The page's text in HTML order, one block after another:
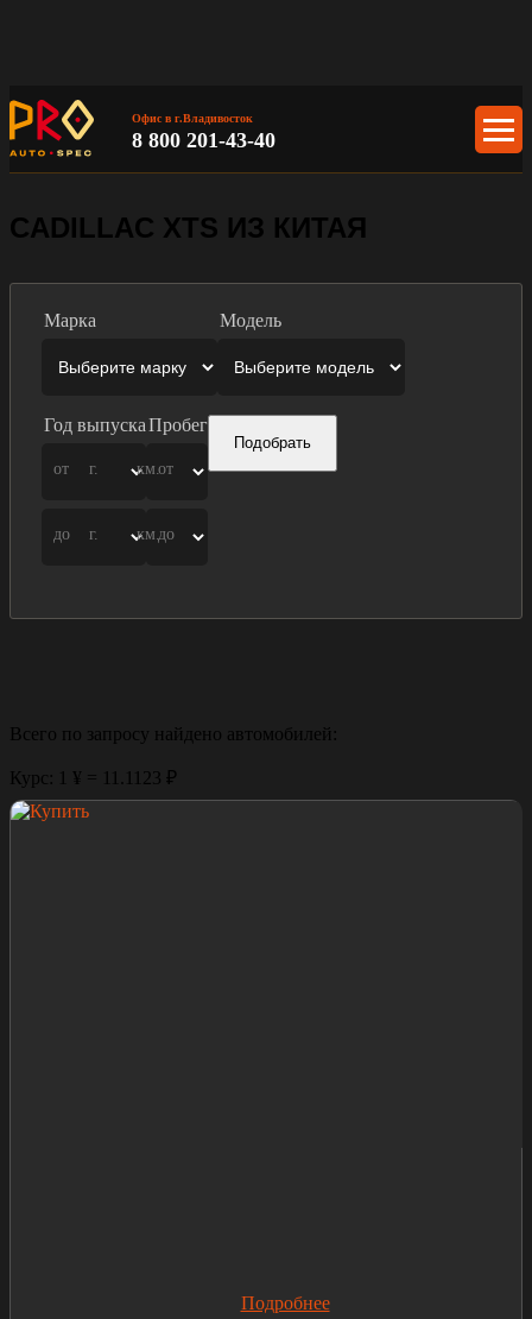
Офис в г.Владивосток
8 800 201-43-40
CADILLAC XTS ИЗ КИТАЯ
Марка Модель
Год выпуска
от г.
до г.
Пробег
от
км.
до
км.
Подобрать
Всего по запросу найдено автомобилей:
Курс: 1 ¥ = 11.1123 ₽
Подробнее